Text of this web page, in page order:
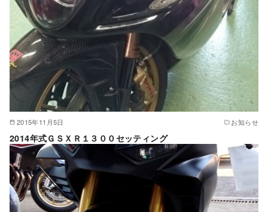
2015年11月5日 お知らせ
2014年式ＧＳＸＲ１３００セッティング